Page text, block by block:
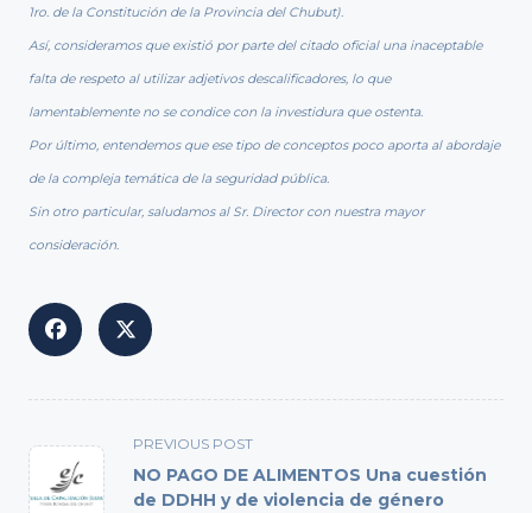
1ro. de la Constitución de la Provincia del Chubut).
Así, consideramos que existió por parte del citado oficial una inaceptable
falta de respeto al utilizar adjetivos descalificadores, lo que
lamentablemente no se condice con la investidura que ostenta.
Por último, entendemos que ese tipo de conceptos poco aporta al abordaje
de la compleja temática de la seguridad pública.
Sin otro particular, saludamos al Sr. Director con nuestra mayor
consideración.
<span
class="nav-
subtitle
PREVIOUS POST
NO PAGO DE ALIMENTOS Una cuestión
de DDHH y de violencia de género